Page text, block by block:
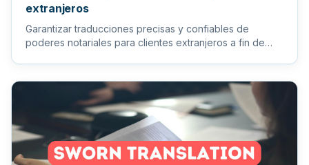
extranjeros
Garantizar traducciones precisas y confiables de
poderes notariales para clientes extranjeros a fin de